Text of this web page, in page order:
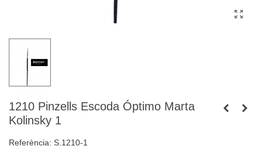
1210 Pinzells Escoda Óptimo Marta
Kolinsky 1
Referència: S.1210-1